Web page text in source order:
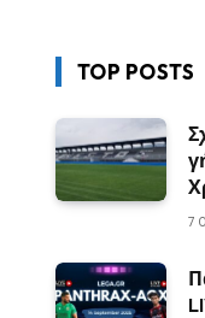
TOP POSTS
7